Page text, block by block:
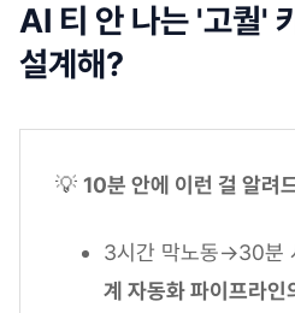
AI 티 안 나는 '고퀄'
설계해?
💡 10분 안에 이런 걸 알려
3시간 막노동→30분
계 자동화 파이프라인